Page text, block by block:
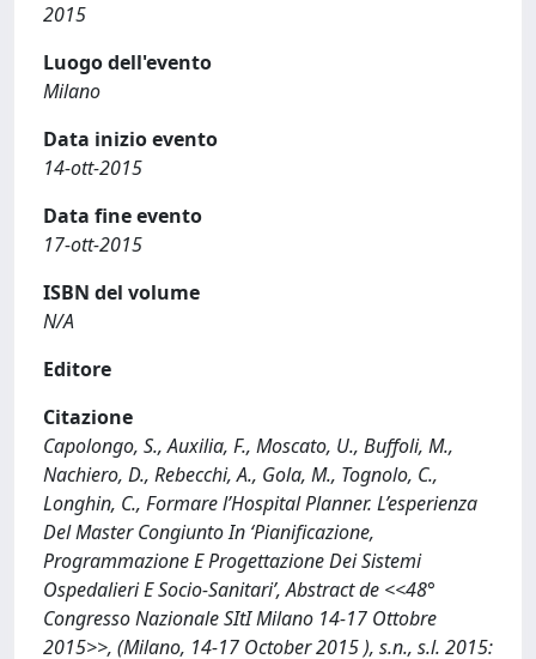
2015
Luogo dell'evento
Milano
Data inizio evento
14-ott-2015
Data fine evento
17-ott-2015
ISBN del volume
N/A
Editore
Citazione
Capolongo, S., Auxilia, F., Moscato, U., Buffoli, M.,
Nachiero, D., Rebecchi, A., Gola, M., Tognolo, C.,
Longhin, C., Formare l’Hospital Planner. L’esperienza
Del Master Congiunto In ‘Pianificazione,
Programmazione E Progettazione Dei Sistemi
Ospedalieri E Socio-Sanitari’, Abstract de <<48°
Congresso Nazionale SItI Milano 14-17 Ottobre
2015>>, (Milano, 14-17 October 2015 ), s.n., s.l. 2015: